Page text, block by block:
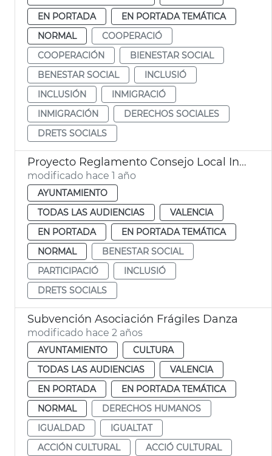
EN PORTADA
EN PORTADA TEMÁTICA
NORMAL
COOPERACIÓ
COOPERACIÓN
BIENESTAR SOCIAL
BENESTAR SOCIAL
INCLUSIÓ
INCLUSIÓN
INMIGRACIÓ
INMIGRACIÓN
DERECHOS SOCIALES
DRETS SOCIALS
Proyecto Reglamento Consejo Local Inclusión y Derechos Sociales
modificado hace 1 año
AYUNTAMIENTO
TODAS LAS AUDIENCIAS
VALENCIA
EN PORTADA
EN PORTADA TEMÁTICA
NORMAL
BENESTAR SOCIAL
PARTICIPACIÓ
INCLUSIÓ
DRETS SOCIALS
Subvención Asociación Frágiles Danza
modificado hace 2 años
AYUNTAMIENTO
CULTURA
TODAS LAS AUDIENCIAS
VALENCIA
EN PORTADA
EN PORTADA TEMÁTICA
NORMAL
DERECHOS HUMANOS
IGUALDAD
IGUALTAT
ACCIÓN CULTURAL
ACCIÓ CULTURAL